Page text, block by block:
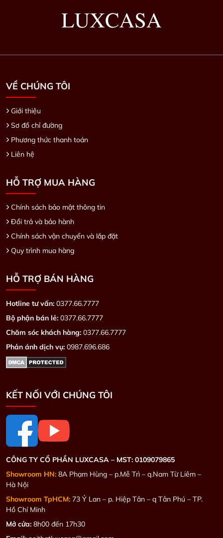
VỀ CHÚNG TÔI
Giới thiệu
Sơ đồ chỉ đường
Phương thức thanh toán
Liên hệ
HỖ TRỢ MUA HÀNG
Chính sách bảo mật thông tin
Đổi trả và bảo hành
Chính sách vận chuyển và lắp đặt
Quy trình mua hàng
HỖ TRỢ BÁN HÀNG
Hotline tư vấn: 0377.66.7777
Bộ phận bán lẻ: 0377.66.7777
Chăm sóc khách hàng: 0377.66.7777
Phản ánh dịch vụ: 0987.696.686
KẾT NỐI VỚI CHÚNG TÔI
CÔNG TY CỔ PHẦN LUXCASA – MST: 0109079865
Showroom HN: 8A Phạm Hùng – p.Mễ Trì – q.Nam Từ Liêm –
Hà Nội
Showroom TpHCM: 73 Ỷ Lan – p. Hiệp Tân – q Tân Phú – TP.
Hồ Chí Minh
Mở cửa: 8h00 đến 17h30